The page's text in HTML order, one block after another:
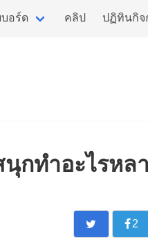
บอร์ด คลิป ปฏิทินกิจ
กทำอะไรห
2